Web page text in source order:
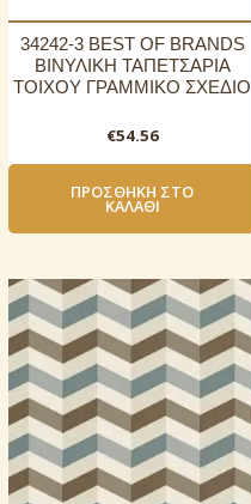
34242-3 BEST OF BRANDS
ΒΙΝΥΛΙΚΗ ΤΑΠΕΤΣΑΡΙΑ
ΤΟΙΧΟΥ ΓΡΑΜΜΙΚΟ ΣΧΕΔΙΟ
€54.56
ΠΡΟΣΘΉΚΗ ΣΤΟ
ΚΑΛΆΘΙ